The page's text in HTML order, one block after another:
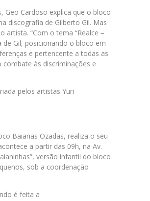
Geo Cardoso explica que o bloco
discografia de Gilberto Gil. Mas
artista. “Com o tema “Realce –
Gil, posicionando o bloco em
e pertencente a todas as
às discriminações e
pelos artistas Yuri
Baianas Ozadas, realiza o seu
a partir das 09h, na Av.
versão infantil do bloco
sob a coordenação
é feita a